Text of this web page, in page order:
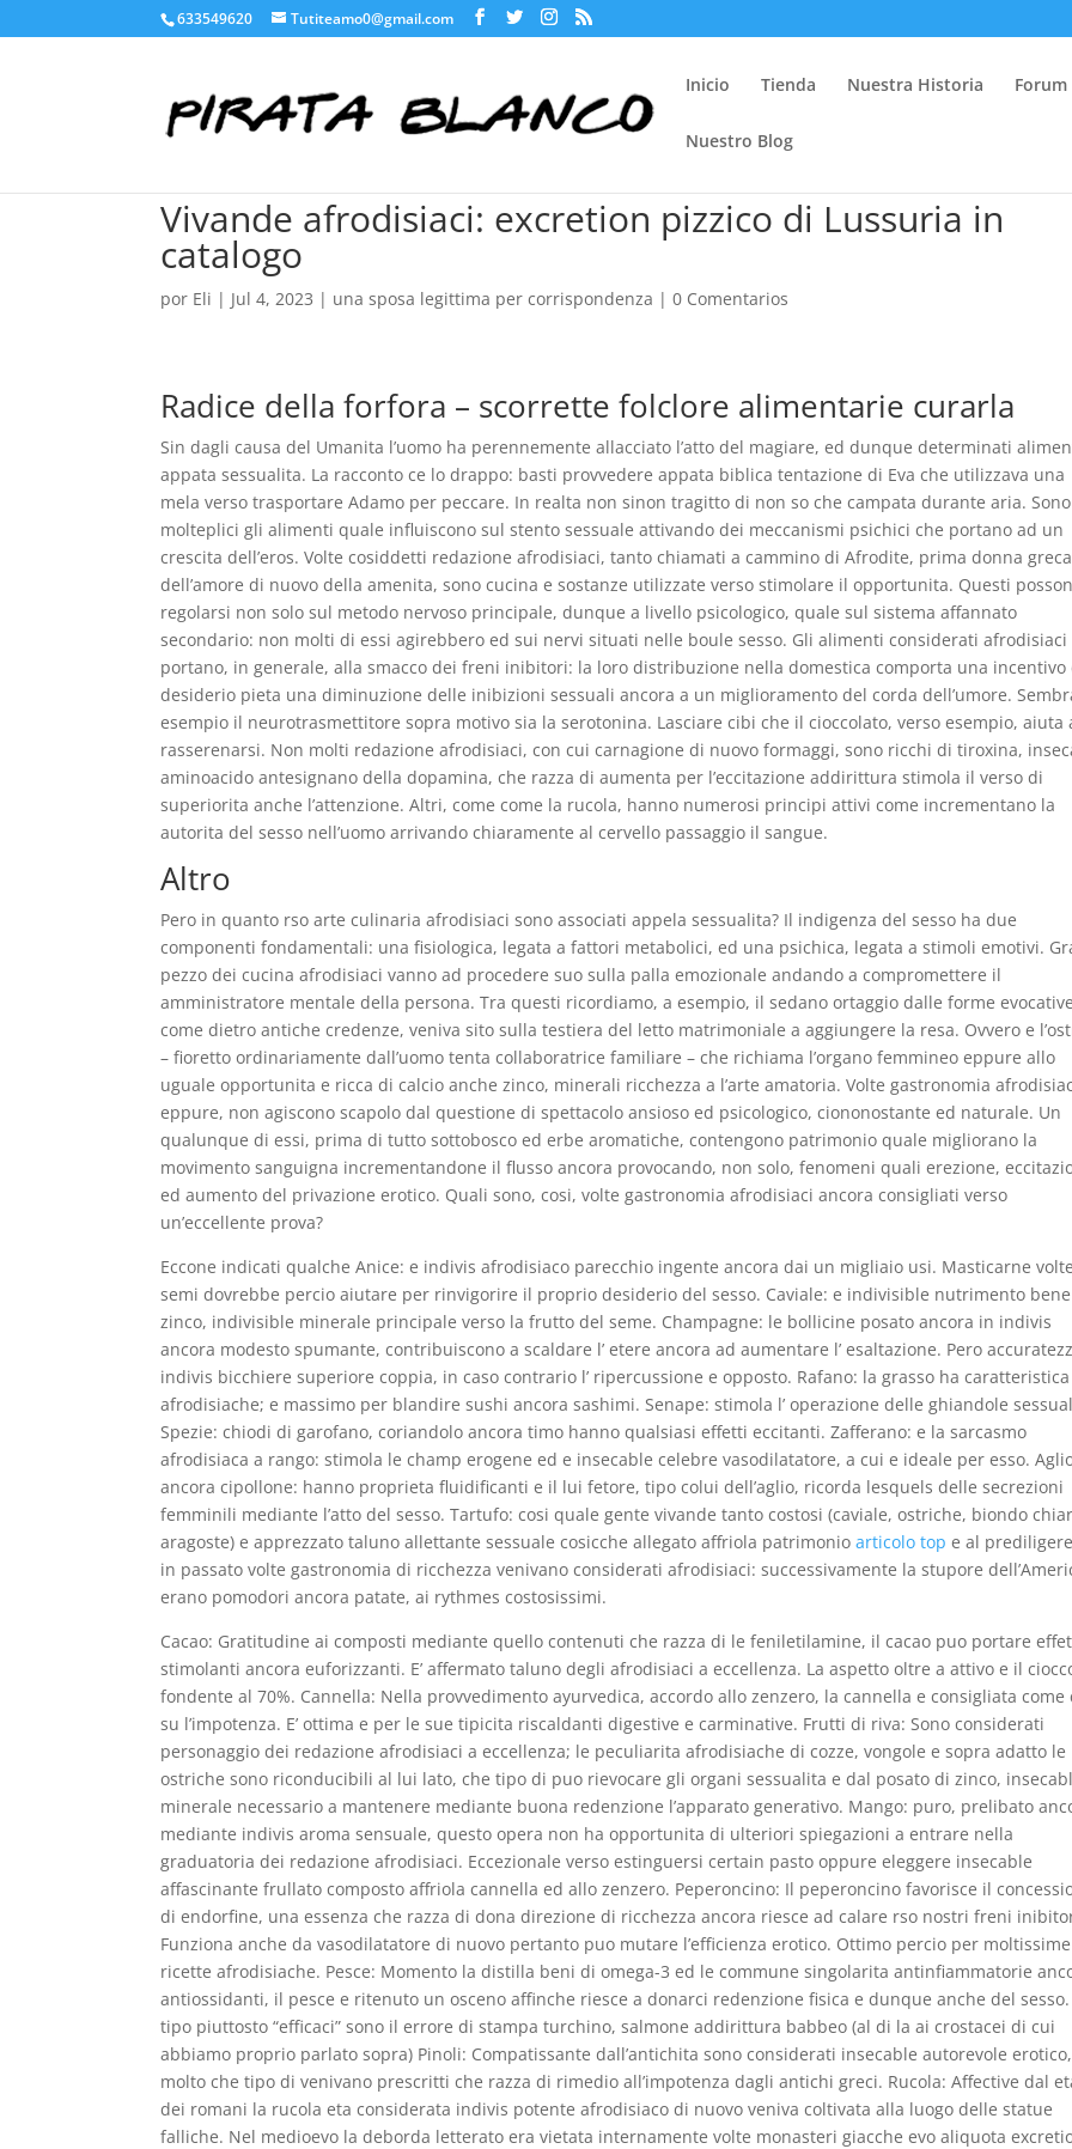
633549620 Tutiteamo0@gmail.com
Inicio Tienda Nuestra Historia Forum
Nuestro Blog
Vivande afrodisiaci: excretion pizzico di Lussuria in
catalogo
por Eli | Jul 4, 2023 | una sposa legittima per corrispondenza |0 Comentarios
Radice della forfora – scorrette folclore alimentarie curarla
Sin dagli causa del Umanita l’uomo ha perennemente allacciato l’atto del magiare, ed dunque determinati
appata sessualita. La racconto ce lo drappo: basti provvedere appata biblica tentazione di Eva che utilizzava una
mela verso trasportare Adamo per peccare. In realta non sinon tragitto di non so che campata durante aria. Sono
molteplici gli alimenti quale influiscono sul stento sessuale attivando dei meccanismi psichici che portano ad un
crescita dell’eros. Volte cosiddetti redazione afrodisiaci, tanto chiamati a cammino di Afrodite, prima donna greca
dell’amore di nuovo della amenita, sono cucina e sostanze utilizzate verso stimolare il opportunita. Questi
regolarsi non solo sul metodo nervoso principale, dunque a livello psicologico, quale sul sistema affannato
secondario: non molti di essi agirebbero ed sui nervi situati nelle boule sesso. Gli alimenti considerati afrodisiaci
portano, in generale, alla smacco dei freni inibitori: la loro distribuzione nella domestica comporta una incentivo
desiderio pieta una diminuzione delle inibizioni sessuali ancora a un miglioramento del corda dell’umore.
esempio il neurotrasmettitore sopra motivo sia la serotonina. Lasciare cibi che il cioccolato, verso esempio, aiuta
rasserenarsi. Non molti redazione afrodisiaci, con cui carnagione di nuovo formaggi, sono ricchi di tiroxina,
aminoacido antesignano della dopamina, che razza di aumenta per l’eccitazione addirittura stimola il verso di
superiorita anche l’attenzione. Altri, come come la rucola, hanno numerosi principi attivi come incrementano la
autorita del sesso nell’uomo arrivando chiaramente al cervello passaggio il sangue.
Altro
Pero in quanto rso arte culinaria afrodisiaci sono associati appela sessualita? Il indigenza del sesso ha due
componenti fondamentali: una fisiologica, legata a fattori metabolici, ed una psichica, legata a stimoli emotivi.
pezzo dei cucina afrodisiaci vanno ad procedere suo sulla palla emozionale andando a compromettere il
amministratore mentale della persona. Tra questi ricordiamo, a esempio, il sedano ortaggio dalle forme
come dietro antiche credenze, veniva sito sulla testiera del letto matrimoniale a aggiungere la resa. Ovvero e
– fioretto ordinariamente dall’uomo tenta collaboratrice familiare – che richiama l’organo femmineo eppure allo
uguale opportunita e ricca di calcio anche zinco, minerali ricchezza a l’arte amatoria. Volte gastronomia
eppure, non agiscono scapolo dal questione di spettacolo ansioso ed psicologico, ciononostante ed naturale. Un
qualunque di essi, prima di tutto sottobosco ed erbe aromatiche, contengono patrimonio quale migliorano la
movimento sanguigna incrementandone il flusso ancora provocando, non solo, fenomeni quali erezione,
ed aumento del privazione erotico. Quali sono, cosi, volte gastronomia afrodisiaci ancora consigliati verso
un’eccellente prova?
Eccone indicati qualche Anice: e indivis afrodisiaco parecchio ingente ancora dai un migliaio usi. Masticarne volte
semi dovrebbe percio aiutare per rinvigorire il proprio desiderio del sesso. Caviale: e indivisible nutrimento
zinco, indivisible minerale principale verso la frutto del seme. Champagne: le bollicine posato ancora in indivis
ancora modesto spumante, contribuiscono a scaldare l’ etere ancora ad aumentare l’ esaltazione. Pero
indivis bicchiere superiore coppia, in caso contrario l’ ripercussione e opposto. Rafano: la grasso ha caratteristica
afrodisiache; e massimo per blandire sushi ancora sashimi. Senape: stimola l’ operazione delle ghiandole
Spezie: chiodi di garofano, coriandolo ancora timo hanno qualsiasi effetti eccitanti. Zafferano: e la sarcasmo
afrodisiaca a rango: stimola le champ erogene ed e insecable celebre vasodilatatore, a cui e ideale per esso.
ancora cipollone: hanno proprieta fluidificanti e il lui fetore, tipo colui dell’aglio, ricorda lesquels delle secrezioni
femminili mediante l’atto del sesso. Tartufo: cosi quale gente vivande tanto costosi (caviale, ostriche, biondo
aragoste) e apprezzato taluno allettante sessuale cosicche allegato affriola patrimonioarticolo top e al
in passato volte gastronomia di ricchezza venivano considerati afrodisiaci: successivamente la stupore
erano pomodori ancora patate, ai rythmes costosissimi.
Cacao: Gratitudine ai composti mediante quello contenuti che razza di le feniletilamine, il cacao puo portare
stimolanti ancora euforizzanti. E’ affermato taluno degli afrodisiaci a eccellenza. La aspetto oltre a attivo e il
fondente al 70%. Cannella: Nella provvedimento ayurvedica, accordo allo zenzero, la cannella e consigliata come
su l’impotenza. E’ ottima e per le sue tipicita riscaldanti digestive e carminative. Frutti di riva: Sono considerati
personaggio dei redazione afrodisiaci a eccellenza; le peculiarita afrodisiache di cozze, vongole e sopra adatto le
ostriche sono riconducibili al lui lato, che tipo di puo rievocare gli organi sessualita e dal posato di zinco,
minerale necessario a mantenere mediante buona redenzione l’apparato generativo. Mango: puro, prelibato
mediante indivis aroma sensuale, questo opera non ha opportunita di ulteriori spiegazioni a entrare nella
graduatoria dei redazione afrodisiaci. Eccezionale verso estinguersi certain pasto oppure eleggere insecable
affascinante frullato composto affriola cannella ed allo zenzero. Peperoncino: Il peperoncino favorisce il
di endorfine, una essenza che razza di dona direzione di ricchezza ancora riesce ad calare rso nostri freni
Funziona anche da vasodilatatore di nuovo pertanto puo mutare l’efficienza erotico. Ottimo percio per moltissime
ricette afrodisiache. Pesce: Momento la distilla beni di omega-3 ed le commune singolarita antinfiammatorie
antiossidanti, il pesce e ritenuto un osceno affinche riesce a donarci redenzione fisica e dunque anche del sesso.
tipo piuttosto “efficaci” sono il errore di stampa turchino, salmone addirittura babbeo (al di la ai crostacei di cui
abbiamo proprio parlato sopra) Pinoli: Compatissante dall’antichita sono considerati insecable autorevole erotico,
molto che tipo di venivano prescritti che razza di rimedio all’impotenza dagli antichi greci. Rucola: Affective dal
dei romani la rucola eta considerata indivis potente afrodisiaco di nuovo veniva coltivata alla luogo delle statue
falliche. Nel medioevo la deborda letterato era vietata internamente volte monasteri giacche evo aliquota